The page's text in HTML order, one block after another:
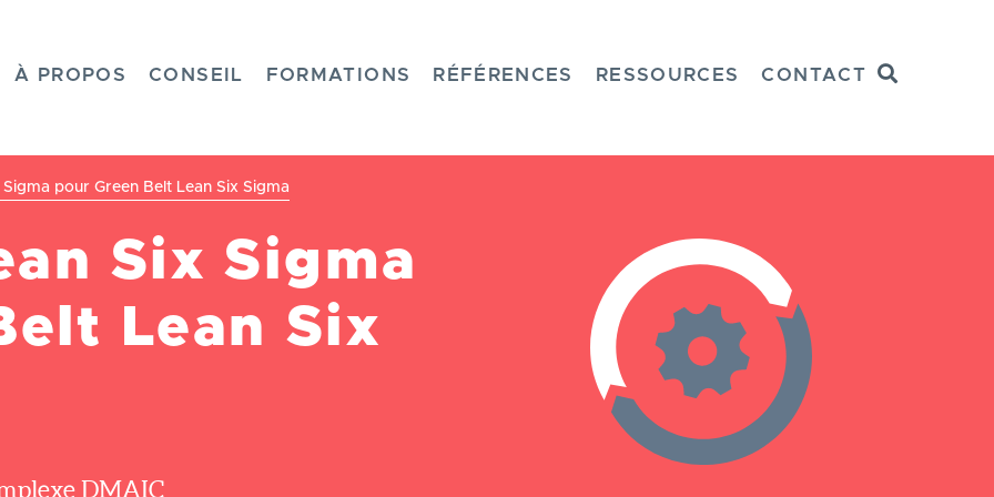
HOME
À PROPOS CONSEIL FORMATIONS RÉFÉRENCES RESSOURCES CONTACT
pour Green Belt Lean Six Sigma
Six Sigma
Lean Six
DMAIC